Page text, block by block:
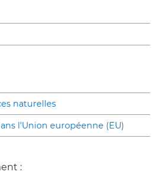
naturelles
l’Union européenne (EU)
: